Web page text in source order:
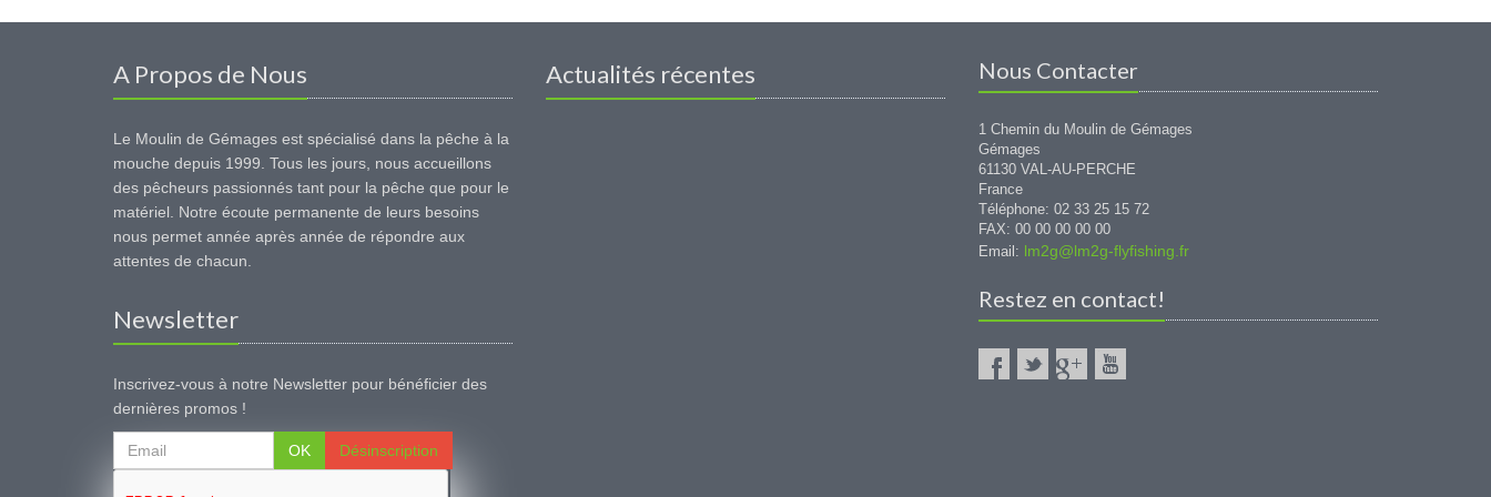
A Propos de Nous
Le Moulin de Gémages est spécialisé dans la pêche à la
mouche depuis 1999. Tous les jours, nous accueillons
des pêcheurs passionnés tant pour la pêche que pour le
matériel. Notre écoute permanente de leurs besoins
nous permet année après année de répondre aux
attentes de chacun.
Newsletter
Inscrivez-vous à notre Newsletter pour bénéficier des
dernières promos !
OK Désinscription
Actualités récentes Nous Contacter
1 Chemin du Moulin de Gémages
Gémages
61130 VAL-AU-PERCHE
France
Téléphone: 02 33 25 15 72
FAX: 00 00 00 00 00
Email: lm2g@lm2g-flyfishing.fr
Restez en contact!